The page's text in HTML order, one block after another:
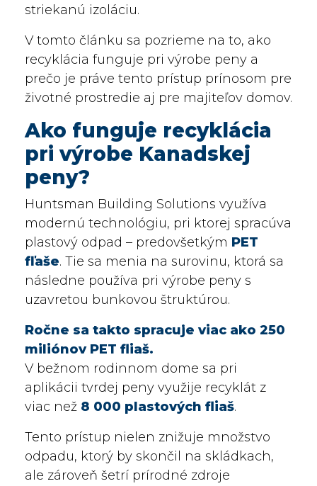
striekanú izoláciu.
V tomto článku sa pozrieme na to, ako
recyklácia funguje pri výrobe peny a
prečo je práve tento prístup prínosom pre
životné prostredie aj pre majiteľov domov.
Ako funguje recyklácia
pri výrobe Kanadskej
peny?
Huntsman Building Solutions využíva
modernú technológiu, pri ktorej spracúva
plastový odpad – predovšetkým PET
fľaše. Tie sa menia na surovinu, ktorá sa
následne používa pri výrobe peny s
uzavretou bunkovou štruktúrou.
Ročne sa takto spracuje viac ako 250
miliónov PET fliaš.
V bežnom rodinnom dome sa pri
aplikácii tvrdej peny využije recyklát z
viac než 8 000 plastových fliaš.
Tento prístup nielen znižuje množstvo
odpadu, ktorý by skončil na skládkach,
ale zároveň šetrí prírodné zdroje